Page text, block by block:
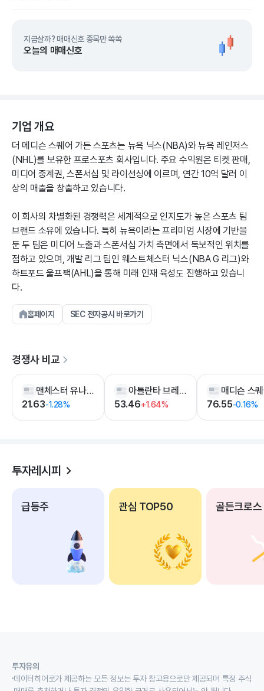
지금살까? 매매신호 종목만 쏙쏙
오늘의 매매신호
기업 개요
더 메디슨 스퀘어 가든 스포츠는 뉴욕 닉스(NBA)와 뉴욕 레인저스
(NHL)를 보유한 프로스포츠 회사입니다. 주요 수익원은 티켓 판매,
미디어 중계권, 스폰서십 및 라이선싱에 이르며, 연간 10억 달러 이
상의 매출을 창출하고 있습니다.
이 회사의 차별화된 경쟁력은 세계적으로 인지도가 높은 스포츠 팀
브랜드 소유에 있습니다. 특히 뉴욕이라는 프리미엄 시장에 기반을
둔 두 팀은 미디어 노출과 스폰서십 가치 측면에서 독보적인 위치를
점하고 있으며, 개발 리그 팀인 웨스트체스터 닉스(NBA G 리그)와
하트포드 울프팩(AHL)을 통해 미래 인재 육성도 진행하고 있습니
다.
홈페이지 SEC 전자공시 바로가기
경쟁사 비교
맨체스터 유나이티드
21.63-1.28%
아틀란타 브레이브스 홀딩스
53.46+1.64% 76.55-0.16%
투자레시피
급등주 관심 TOP50 골든크로스
투자유의
데이터히어로가 제공하는 모든 정보는 투자 참고용으로만 제공되며 특정 주식